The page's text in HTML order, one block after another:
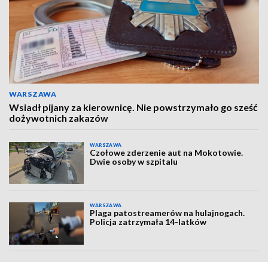
WARSZAWA
Wsiadł pijany za kierownicę. Nie powstrzymało go sześć
dożywotnich zakazów
WARSZAWA
Czołowe zderzenie aut na Mokotowie.
Dwie osoby w szpitalu
WARSZAWA
Plaga patostreamerów na hulajnogach.
Policja zatrzymała 14-latków